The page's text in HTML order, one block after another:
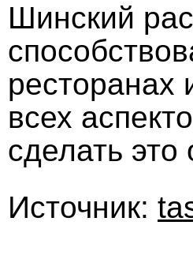
Шинский
ресторанах
всех
сделать
Источник: